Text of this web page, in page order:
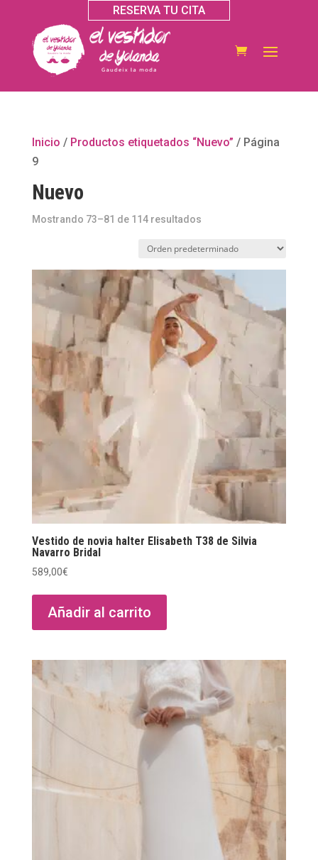
RESERVA TU CITA
Inicio / Productos etiquetados “Nuevo” / Página
9
Nuevo
Mostrando 73–81 de 114 resultados
Vestido de novia halter Elisabeth T38 de Silvia
Navarro Bridal
589,00€
Añadir al carrito